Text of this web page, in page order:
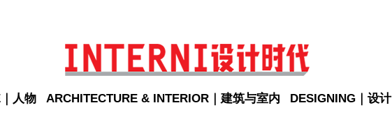
人物 ARCHITECTURE & INTERIOR｜建筑与室内 DESIGNING｜设计